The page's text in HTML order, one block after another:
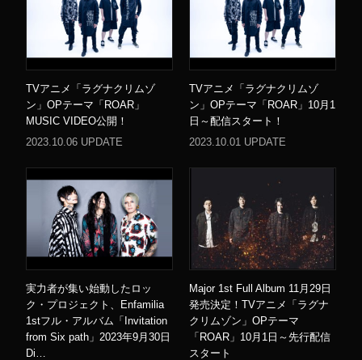
TVアニメ「ラグナクリムゾ
ン」OPテーマ「ROAR」
MUSIC VIDEO公開！
2023.10.06 UPDATE
TVアニメ「ラグナクリムゾ
ン」OPテーマ「ROAR」10月1
日～配信スタート！
2023.10.01 UPDATE
実力者が集い始動したロッ
ク・プロジェクト、Enfamilia
1stフル・アルバム「Invitation
from Six path」2023年9月30日
Di…
Major 1st Full Album 11月29日
発売決定！TVアニメ「ラグナ
クリムゾン」OPテーマ
「ROAR」10月1日～先行配信
スタート